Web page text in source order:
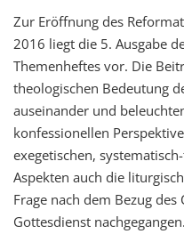
Zur Eröffnung des
2016 liegt die 5. Ausgabe
Themenheftes vor. Die
theologischen Bedeutung
auseinander und
konfessionellen
exegetischen,
Aspekten auch die
Frage nach dem Bezug
Gottesdienst nachgegangen.